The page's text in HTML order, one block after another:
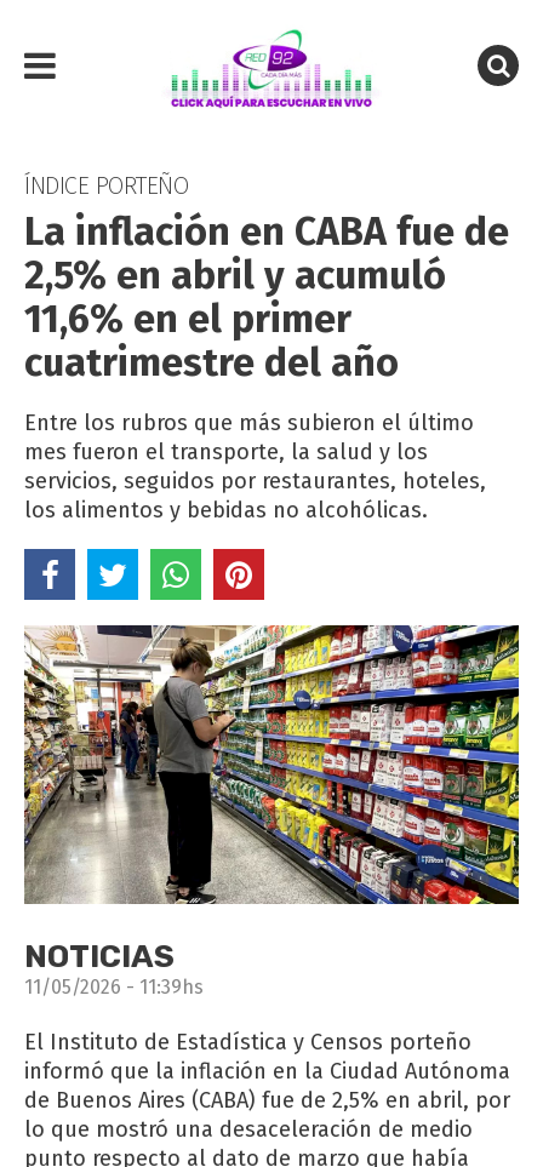
ÍNDICE PORTEÑO
La inflación en CABA fue de
2,5% en abril y acumuló
11,6% en el primer
cuatrimestre del año
Entre los rubros que más subieron el último
mes fueron el transporte, la salud y los
servicios, seguidos por restaurantes, hoteles,
los alimentos y bebidas no alcohólicas.
NOTICIAS
11/05/2026 - 11:39hs
El Instituto de Estadística y Censos porteño
informó que la inflación en la Ciudad Autónoma
de Buenos Aires (CABA) fue de 2,5% en abril, por
lo que mostró una desaceleración de medio
punto respecto al dato de marzo que había